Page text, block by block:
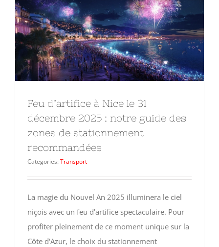
Feu d’artifice à Nice le 31
décembre 2025 : notre guide des
zones de stationnement
recommandées
Categories: Transport
La magie du Nouvel An 2025 illuminera le ciel
niçois avec un feu d'artifice spectaculaire. Pour
profiter pleinement de ce moment unique sur la
Côte d'Azur, le choix du stationnement